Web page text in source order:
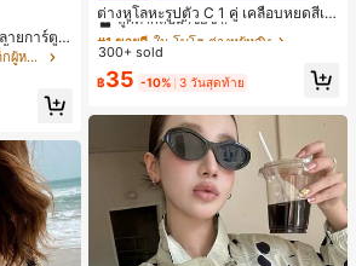
ายการ์ตูน
กางเกง
ย
ใน สีชมพู ชุดนอนเด็กผู้หญิง
ต่างหูโลหะรูปตัว C 1 คู่ เคลือบหยดสีเห
ลือง ลายจุดสีน้ำเงิน สไตล์ยุโรปและอเม
ริกัน แฟชั่นส่วนตัว หวานและสง่างาม
สำหรับผู้หญิงและเด็กหญิง สำหรับการเ
ดินทาง งานแต่งงาน ปาร์ตี้ วันเกิด ของ
ลูกค้ากลับมาซื้อซ้ำ!
เกือบหมดแล้ว!
#1 ขายดี ใน โบโฮ ต่างหูผู้หญิง
ลูกค้ากลับมาซื้อซ้ำ!
เกือบหมดแล้ว!
#1 ขายดี ใน โบโฮ ต่างหูผู้หญิง
ลูกค้ากลับมาซื้อซ้ำ!
เกือบหมดแล้ว!
#1 ขายดี ใน โบโฮ ต่างหูผู้หญิง
เกือบหมดแล้ว!
300+ sold
฿35 -10% 3 วันสุดท้าย